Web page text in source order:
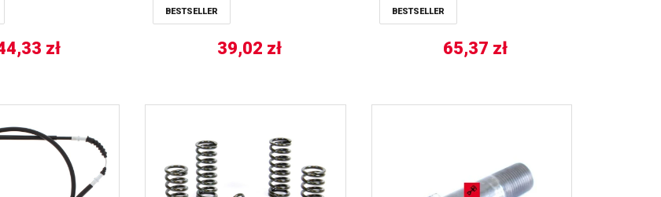
zł
BESTSELLER
39,02 zł
BESTSELLER
65,37 zł